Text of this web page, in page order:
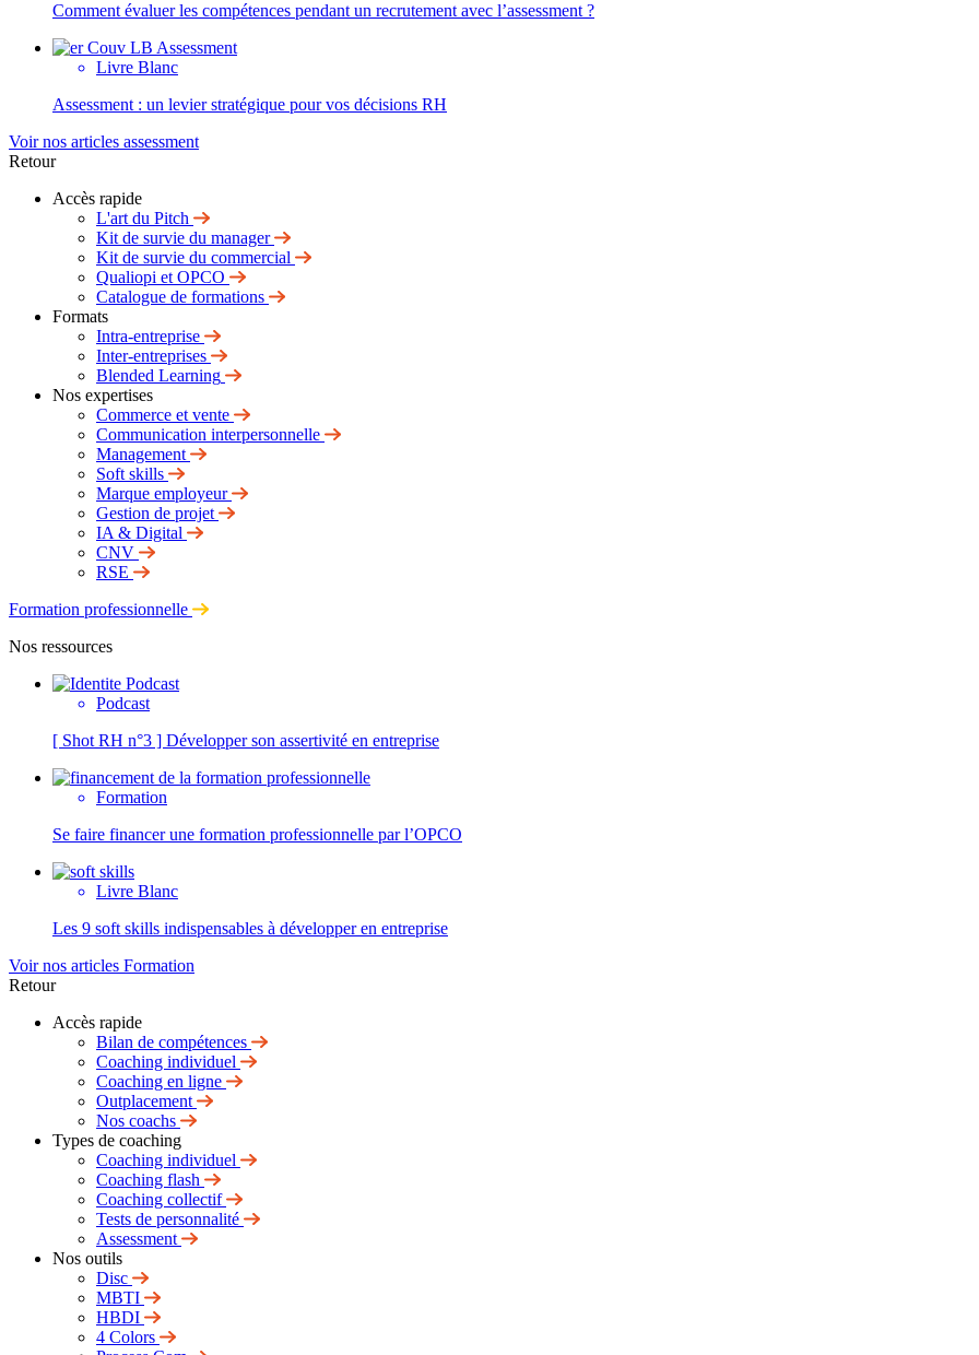
Comment évaluer les compétences pendant un recrutement avec l’assessment ?
Livre Blanc
Assessment : un levier stratégique pour vos décisions RH
Voir nos articles assessment
Retour
Accès rapide
L'art du Pitch
Kit de survie du manager
Kit de survie du commercial
Qualiopi et OPCO
Catalogue de formations
Formats
Intra-entreprise
Inter-entreprises
Blended Learning
Nos expertises
Commerce et vente
Communication interpersonnelle
Management
Soft skills
Marque employeur
Gestion de projet
IA & Digital
CNV
RSE
Formation professionnelle
Nos ressources
Podcast
[ Shot RH n°3 ] Développer son assertivité en entreprise
Formation
Se faire financer une formation professionnelle par l’OPCO
Livre Blanc
Les 9 soft skills indispensables à développer en entreprise
Voir nos articles Formation
Retour
Accès rapide
Bilan de compétences
Coaching individuel
Coaching en ligne
Outplacement
Nos coachs
Types de coaching
Coaching individuel
Coaching flash
Coaching collectif
Tests de personnalité
Assessment
Nos outils
Disc
MBTI
HBDI
4 Colors